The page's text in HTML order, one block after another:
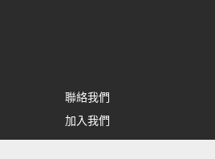
聯絡我們
加入我們